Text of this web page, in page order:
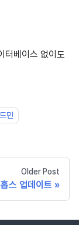
베이스 없이도
민
Older Post
스 업데이트